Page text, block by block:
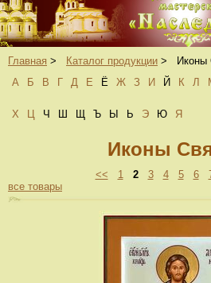
Главная > Каталог продукции >
Иконы
А
Б В Г Д Е Ё Ж З И Й К Л
Х Ц Ч Ш Щ Ъ Ы Ь Э Ю Я
Иконы
<< 1 2 3 4 5 6
все товары